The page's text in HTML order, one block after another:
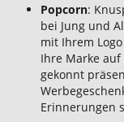
Popcorn:
bei Jung und
mit Ihrem
Ihre Marke auf
gekonnt
Erinnerungen